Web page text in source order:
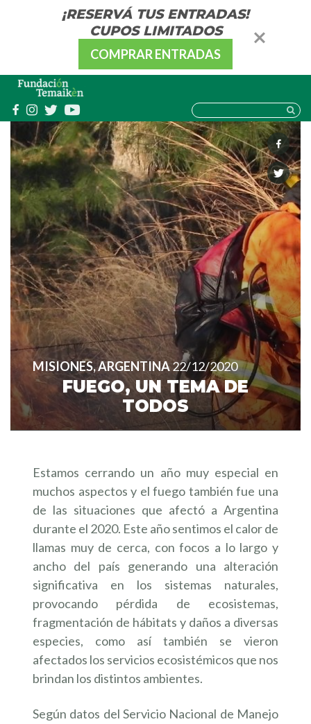
¡RESERVÁ TUS ENTRADAS!
CUPOS LIMITADOS
COMPRAR ENTRADAS
MISIONES, ARGENTINA22/12/2020
FUEGO, UN TEMA DE
TODOS
Estamos cerrando un año muy especial en
muchos aspectos y el fuego también fue una
de las situaciones que afectó a Argentina
durante el 2020. Este año sentimos el calor de
llamas muy de cerca, con focos a lo largo y
ancho del país generando una alteración
significativa en los sistemas naturales,
provocando pérdida de ecosistemas,
fragmentación de hábitats y daños a diversas
especies, como así también se vieron
afectados los servicios ecosistémicos que nos
brindan los distintos ambientes.
Según datos del Servicio Nacional de Manejo